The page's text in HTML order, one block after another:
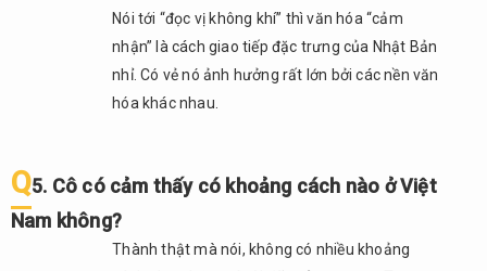
Nói tới “đọc vị không khí” thì văn hóa “cảm
nhận” là cách giao tiếp đặc trưng của Nhật Bản
nhỉ. Có vẻ nó ảnh hưởng rất lớn bởi các nền văn
hóa khác nhau.
Q5. Cô có cảm thấy có khoảng cách nào ở Việt
Nam không?
Thành thật mà nói, không có nhiều khoảng